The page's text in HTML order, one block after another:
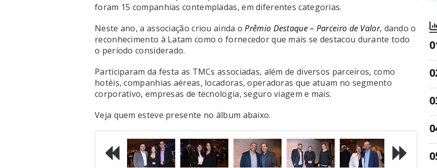
foram 15 companhias contempladas, em diferentes categorias.
Neste ano, a associação criou ainda oPrêmio Destaque – Parceiro de Valor, dando o
reconhecimento à Latam como o fornecedor que mais se destacou durante todo
o período considerado.
Participaram da festa as TMCs associadas, além de diversos parceiros, como
hotéis, companhias aéreas, locadoras, operadoras que atuam no segmento
corporativo, empresas de tecnologia, seguro viagem e mais.
Veja quem esteve presente no álbum abaixo.